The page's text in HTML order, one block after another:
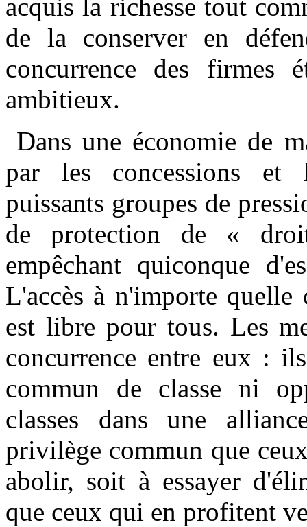
acquis la richesse tout
de la conserver en
concurrence des firmes
ambitieux.
Dans une économie de
par les concessions et
puissants groupes de
de protection de «
empêchant quiconque
L'accès à n'importe quelle
est libre pour tous. Les
concurrence entre eux :
commun de classe ni
classes dans une
privilège commun que
abolir, soit à essayer
que ceux qui en profitent